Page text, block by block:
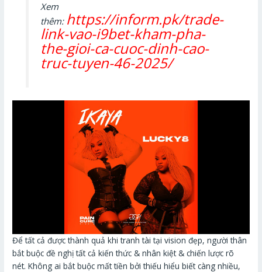
Xem
thêm: https://inform.pk/trade-
link-vao-i9bet-kham-pha-
the-gioi-ca-cuoc-dinh-cao-
truc-tuyen-46-2025/
Để tất cả được thành quả khi tranh tài tại vision đẹp, người thân
bắt buộc đề nghị tất cả kiến thức & nhân kiệt & chiến lược rõ
nét. Không ai bắt buộc mất tiền bởi thiếu hiểu biết càng nhiều,